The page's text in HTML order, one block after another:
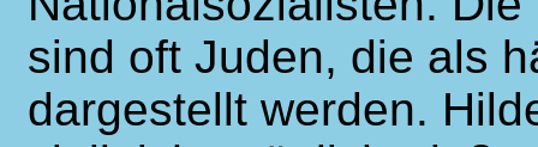
sind oft Juden, die als
dargestellt werden.